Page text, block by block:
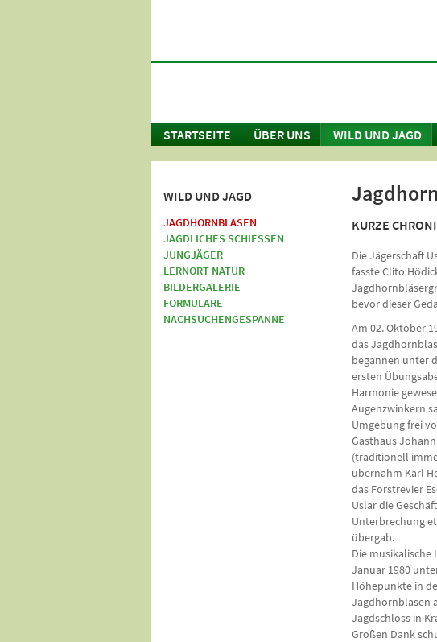
STARTSEITE ÜBER UNS WILD UND JAGD
WILD UND JAGD
JAGDHORNBLASEN
JAGDLICHES SCHIESSEN
JUNGJÄGER
LERNORT NATUR
BILDERGALERIE
FORMULARE
NACHSUCHENGESPANNE
KURZE
Die Jägerschaft
fasste Clito
bevor dieser
Am 02. Oktober
das
begannen unter
ersten
Harmonie
Augenzwinkern
Umgebung frei
Gasthaus
(traditionell
übernahm Karl
das Forstrevier
Uslar die
Unterbrechung
übergab.
Die musikalische
Januar 1980
Höhepunkte in
Jagdhornblasen
Jagdschloss in
Großen Dank